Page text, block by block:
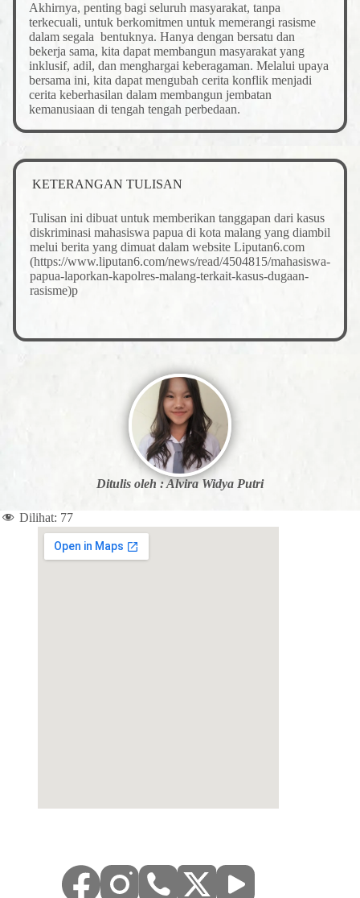
Akhirnya, penting bagi seluruh masyarakat, tanpa
terkecuali, untuk berkomitmen untuk memerangi rasisme
dalam segala bentuknya. Hanya dengan bersatu dan
bekerja sama, kita dapat membangun masyarakat yang
inklusif, adil, dan menghargai keberagaman. Melalui upaya
bersama ini, kita dapat mengubah cerita konflik menjadi
cerita keberhasilan dalam membangun jembatan
kemanusiaan di tengah tengah perbedaan.
KETERANGAN TULISAN
Tulisan ini dibuat untuk memberikan tanggapan dari kasus
diskriminasi mahasiswa papua di kota malang yang diambil
melui berita yang dimuat dalam website Liputan6.com
(https://www.liputan6.com/news/read/4504815/mahasiswa-
papua-laporkan-kapolres-malang-terkait-kasus-dugaan-
rasisme)p
Ditulis oleh : Alvira Widya Putri
Dilihat: 77